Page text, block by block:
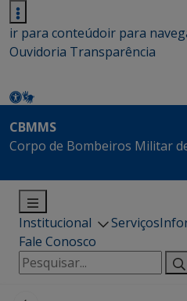
ir para conteúdoir para
Ouvidoria Transparência
CBMMS
Corpo de Bombeiros Militar
Institucional Serviços
Fale Conosco
Pesquisar
por: